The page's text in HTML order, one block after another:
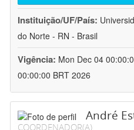
Instituição/UF/País:
do Norte - RN - Brasil
Vigência: Mon Dec 04
00:00:00 BRT 2026
André
COORDENADOR(A)